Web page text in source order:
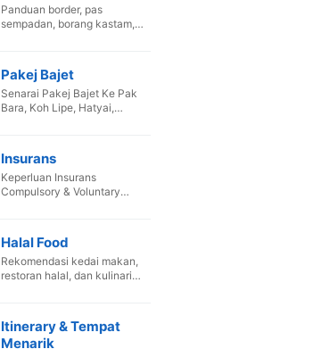
Panduan border, pas
sempadan, borang kastam,
Pakej Bajet
Senarai Pakej Bajet Ke Pak
Bara, Koh Lipe, Hatyai,
Insurans
Keperluan Insurans
Compulsory & Voluntary
Halal Food
Rekomendasi kedai makan,
restoran halal, dan kulinari
Itinerary & Tempat
Menarik